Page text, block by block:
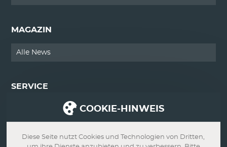
MAGAZIN
Alle News
SERVICE
COOKIE-HINWEIS
Diese Seite nutzt Cookies und Technologien von Dritten,